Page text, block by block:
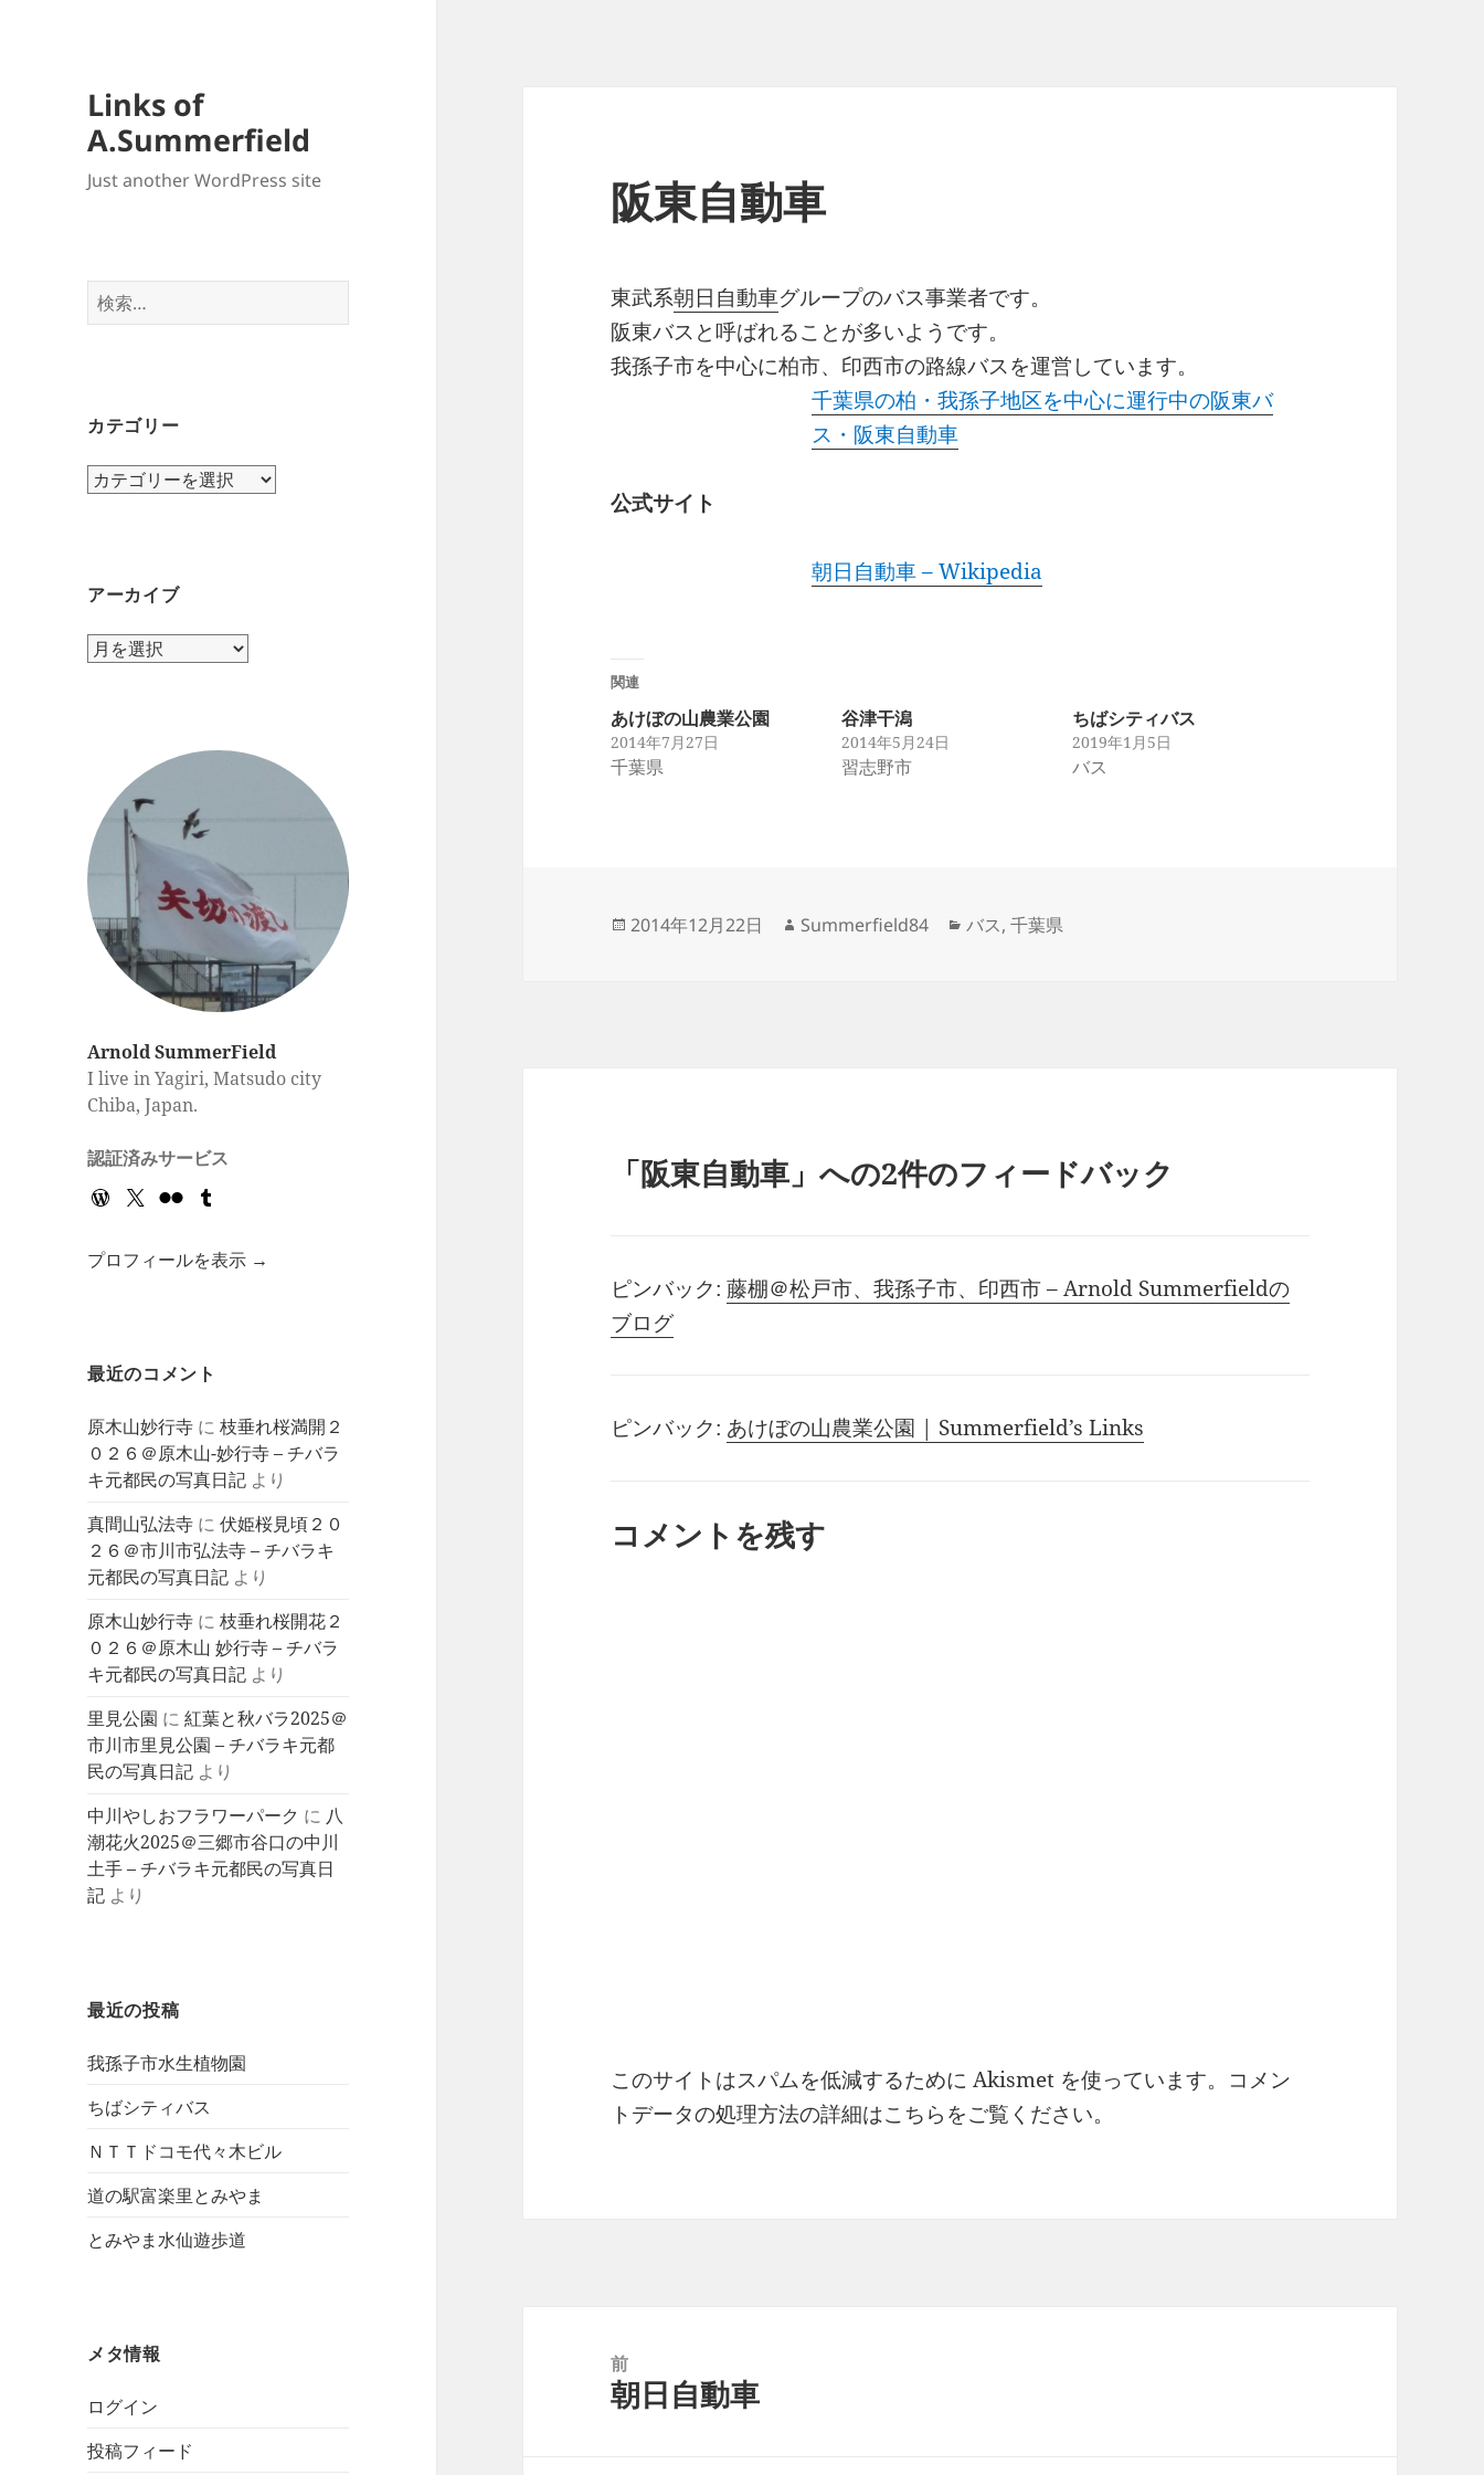
Links of
A.Summerfield
Just another WordPress site
検
索:
カテゴリー
カ
ー
アーカイブ
ア
Arnold SummerField
I live in Yagiri, Matsudo city
Chiba, Japan.
認証済みサービス
プロフィールを表示 →
最近のコメント
原木山妙行寺 に枝垂れ桜満開２
０２６＠原木山-妙行寺 – チバラ
キ元都民の写真日記 より
真間山弘法寺 に伏姫桜見頃２０
２６＠市川市弘法寺 – チバラキ
元都民の写真日記 より
原木山妙行寺 に枝垂れ桜開花２
０２６＠原木山 妙行寺 – チバラ
キ元都民の写真日記 より
里見公園 に紅葉と秋バラ2025＠
市川市里見公園 – チバラキ元都
民の写真日記 より
中川やしおフラワーパーク に 八
潮花火2025＠三郷市谷口の中川
土手 – チバラキ元都民の写真日
記 より
最近の投稿
我孫子市水生植物園
ちばシティバス
ＮＴＴドコモ代々木ビル
道の駅富楽里とみやま
とみやま水仙遊歩道
メタ情報
ログイン
投稿フィード
阪東自動車
東武系朝日自動車グループのバス事業者です。
阪東バスと呼ばれることが多いようです。
我孫子市を中心に柏市、印西市の路線バスを運営しています。
千葉県の柏・我孫子地区を中心に運行中の阪東バ
ス・阪東自動車
公式サイト
朝日自動車 – Wikipedia
関連
あけぼの山農業公園
2014年7月27日
千葉県
谷津干潟
2014年5月24日
習志野市
ちばシティバス
2019年1月5日
バス
投
2014年12月22日
作
Summerfield84
カ
バス,千葉県
「阪東自動車」への2件のフィードバック
ピンバック:藤棚＠松戸市、我孫子市、印西市 – Arnold Summerfieldの
ブログ
ピンバック: あけぼの山農業公園 | Summerfield’s Links
コメントを残す
このサイトはスパムを低減するために Akismet を使っています。
コメン
トデータの処理方法の詳細はこちらをご覧ください。
前
前
朝日自動車